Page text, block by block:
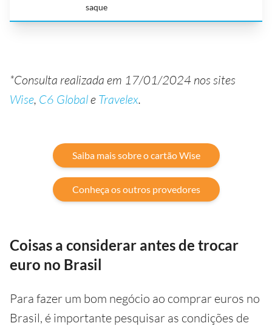
saque
*Consulta realizada em 17/01/2024 nos sites
Wise, C6 Globale Travelex.
Saiba mais sobre o cartão Wise
Conheça os outros provedores
Coisas a considerar antes de trocar
euro no Brasil
Para fazer um bom negócio ao comprar euros no
Brasil, é importante pesquisar as condições de